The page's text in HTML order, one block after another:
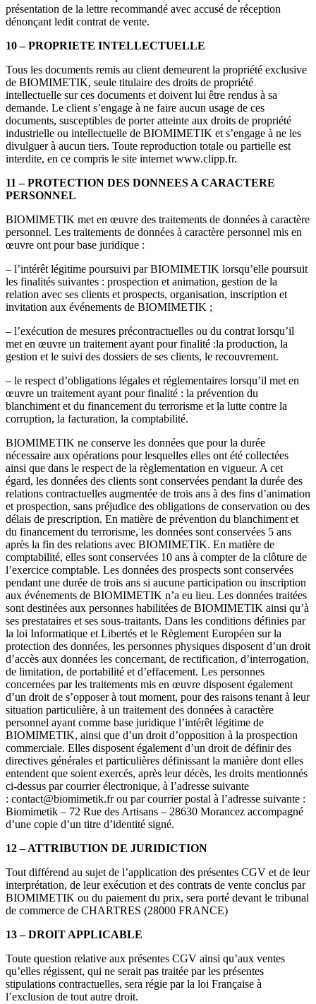
présentation de la lettre recommandé avec accusé de réception
dénonçant ledit contrat de vente.
10 – PROPRIETE INTELLECTUELLE
Tous les documents remis au client demeurent la propriété exclusive
de BIOMIMETIK, seule titulaire des droits de propriété
intellectuelle sur ces documents et doivent lui être rendus à sa
demande. Le client s’engage à ne faire aucun usage de ces
documents, susceptibles de porter atteinte aux droits de propriété
industrielle ou intellectuelle de BIOMIMETIK et s’engage à ne les
divulguer à aucun tiers. Toute reproduction totale ou partielle est
interdite, en ce compris le site internet www.clipp.fr.
11 – PROTECTION DES DONNEES A CARACTERE
PERSONNEL
BIOMIMETIK met en œuvre des traitements de données à caractère
personnel. Les traitements de données à caractère personnel mis en
œuvre ont pour base juridique :
– l’intérêt légitime poursuivi par BIOMIMETIK lorsqu’elle poursuit
les finalités suivantes : prospection et animation, gestion de la
relation avec ses clients et prospects, organisation, inscription et
invitation aux événements de BIOMIMETIK ;
– l’exécution de mesures précontractuelles ou du contrat lorsqu’il
met en œuvre un traitement ayant pour finalité :la production, la
gestion et le suivi des dossiers de ses clients, le recouvrement.
– le respect d’obligations légales et réglementaires lorsqu’il met en
œuvre un traitement ayant pour finalité : la prévention du
blanchiment et du financement du terrorisme et la lutte contre la
corruption, la facturation, la comptabilité.
BIOMIMETIK ne conserve les données que pour la durée
nécessaire aux opérations pour lesquelles elles ont été collectées
ainsi que dans le respect de la règlementation en vigueur. A cet
égard, les données des clients sont conservées pendant la durée des
relations contractuelles augmentée de trois ans à des fins d’animation
et prospection, sans préjudice des obligations de conservation ou des
délais de prescription. En matière de prévention du blanchiment et
du financement du terrorisme, les données sont conservées 5 ans
après la fin des relations avec BIOMIMETIK. En matière de
comptabilité, elles sont conservées 10 ans à compter de la clôture de
l’exercice comptable. Les données des prospects sont conservées
pendant une durée de trois ans si aucune participation ou inscription
aux événements de BIOMIMETIK n’a eu lieu. Les données traitées
sont destinées aux personnes habilitées de BIOMIMETIK ainsi qu’à
ses prestataires et ses sous-traitants. Dans les conditions définies par
la loi Informatique et Libertés et le Règlement Européen sur la
protection des données, les personnes physiques disposent d’un droit
d’accès aux données les concernant, de rectification, d’interrogation,
de limitation, de portabilité et d’effacement. Les personnes
concernées par les traitements mis en œuvre disposent également
d’un droit de s’opposer à tout moment, pour des raisons tenant à leur
situation particulière, à un traitement des données à caractère
personnel ayant comme base juridique l’intérêt légitime de
BIOMIMETIK, ainsi que d’un droit d’opposition à la prospection
commerciale. Elles disposent également d’un droit de définir des
directives générales et particulières définissant la manière dont elles
entendent que soient exercés, après leur décès, les droits mentionnés
ci-dessus par courrier électronique, à l’adresse suivante
: contact@biomimetik.fr ou par courrier postal à l’adresse suivante :
Biomimetik – 72 Rue des Artisans – 28630 Morancez accompagné
d’une copie d’un titre d’identité signé.
12 – ATTRIBUTION DE JURIDICTION
Tout différend au sujet de l’application des présentes CGV et de leur
interprétation, de leur exécution et des contrats de vente conclus par
BIOMIMETIK ou du paiement du prix, sera porté devant le tribunal
de commerce de CHARTRES (28000 FRANCE)
13 – DROIT APPLICABLE
Toute question relative aux présentes CGV ainsi qu’aux ventes
qu’elles régissent, qui ne serait pas traitée par les présentes
stipulations contractuelles, sera régie par la loi Française à
l’exclusion de tout autre droit.